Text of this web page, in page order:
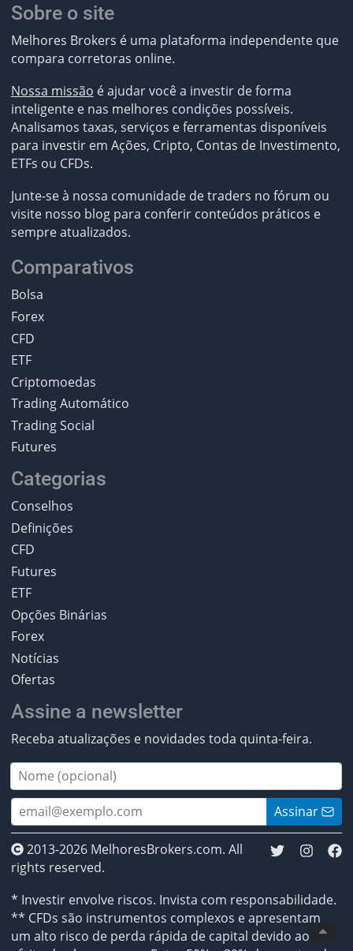
Sobre o site
Melhores Brokers é uma plataforma independente que
compara corretoras online.
Nossa missão é ajudar você a investir de forma
inteligente e nas melhores condições possíveis.
Analisamos taxas, serviços e ferramentas disponíveis
para investir em Ações, Cripto, Contas de Investimento,
ETFs ou CFDs.
Junte-se à nossa comunidade de traders no fórum ou
visite nosso blog para conferir conteúdos práticos e
sempre atualizados.
Comparativos
Bolsa
Forex
CFD
ETF
Criptomoedas
Trading Automático
Trading Social
Futures
Categorias
Conselhos
Definições
CFD
Futures
ETF
Opções Binárias
Forex
Notícias
Ofertas
Assine a newsletter
Receba atualizações e novidades toda quinta-feira.
Assinar
2013-2026 MelhoresBrokers.com. All
rights reserved.
* Investir envolve riscos. Invista com responsabilidade.
** CFDs são instrumentos complexos e apresentam
um alto risco de perda rápida de capital devido ao